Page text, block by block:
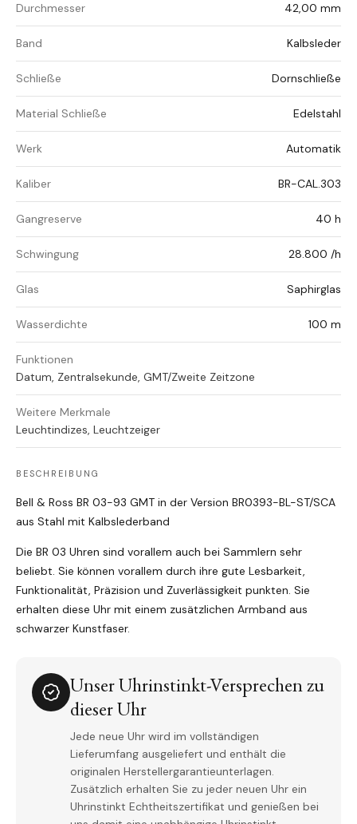
Durchmesser 42,00 mm
Band Kalbsleder
Schließe Dornschließe
Material Schließe Edelstahl
Werk Automatik
Kaliber BR-CAL.303
Gangreserve 40 h
Schwingung 28.800 /h
Glas Saphirglas
Wasserdichte 100 m
Funktionen
Datum, Zentralsekunde, GMT/Zweite Zeitzone
Weitere Merkmale
Leuchtindizes, Leuchtzeiger
BESCHREIBUNG
Bell & Ross BR 03-93 GMT in der Version BR0393-BL-ST/SCA
aus Stahl mit Kalbslederband
Die BR 03 Uhren sind vorallem auch bei Sammlern sehr
beliebt. Sie können vorallem durch ihre gute Lesbarkeit,
Funktionalität, Präzision und Zuverlässigkeit punkten. Sie
erhalten diese Uhr mit einem zusätzlichen Armband aus
schwarzer Kunstfaser.
Unser Uhrinstinkt-Versprechen zu
dieser Uhr
Jede neue Uhr wird im vollständigen
Lieferumfang ausgeliefert und enthält die
originalen Herstellergarantieunterlagen.
Zusätzlich erhalten Sie zu jeder neuen Uhr ein
Uhrinstinkt Echtheitszertifikat und genießen bei